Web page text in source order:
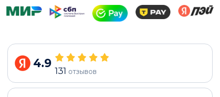
4.9
131 отзывов